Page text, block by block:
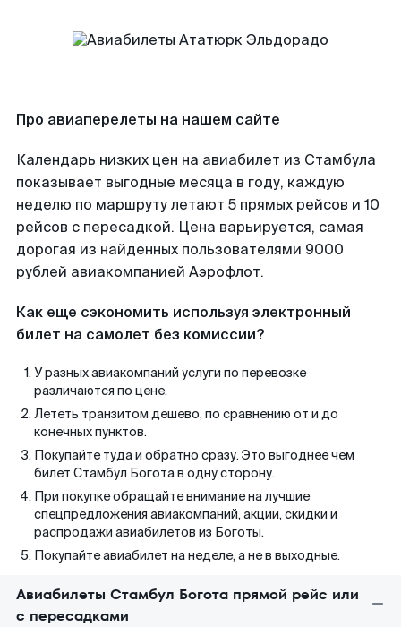
Про авиаперелеты на нашем сайте
Календарь низких цен на авиабилет из Стамбула
показывает выгодные месяца в году, каждую
неделю по маршруту летают 5 прямых рейсов и 10
рейсов с пересадкой. Цена варьируется, самая
дорогая из найденных пользователями 9000
рублей авиакомпанией Аэрофлот.
Как еще сэкономить используя электронный
билет на самолет без комиссии?
У разных авиакомпаний услуги по перевозке
различаются по цене.
Лететь транзитом дешево, по сравнению от и до
конечных пунктов.
Покупайте туда и обратно сразу. Это выгоднее чем
билет Стамбул Богота в одну сторону.
При покупке обращайте внимание на лучшие
спецпредложения авиакомпаний, акции, скидки и
распродажи авиабилетов из Боготы.
Покупайте авиабилет на неделе, а не в выходные.
Авиабилеты Стамбул Богота прямой рейс или
с пересадками